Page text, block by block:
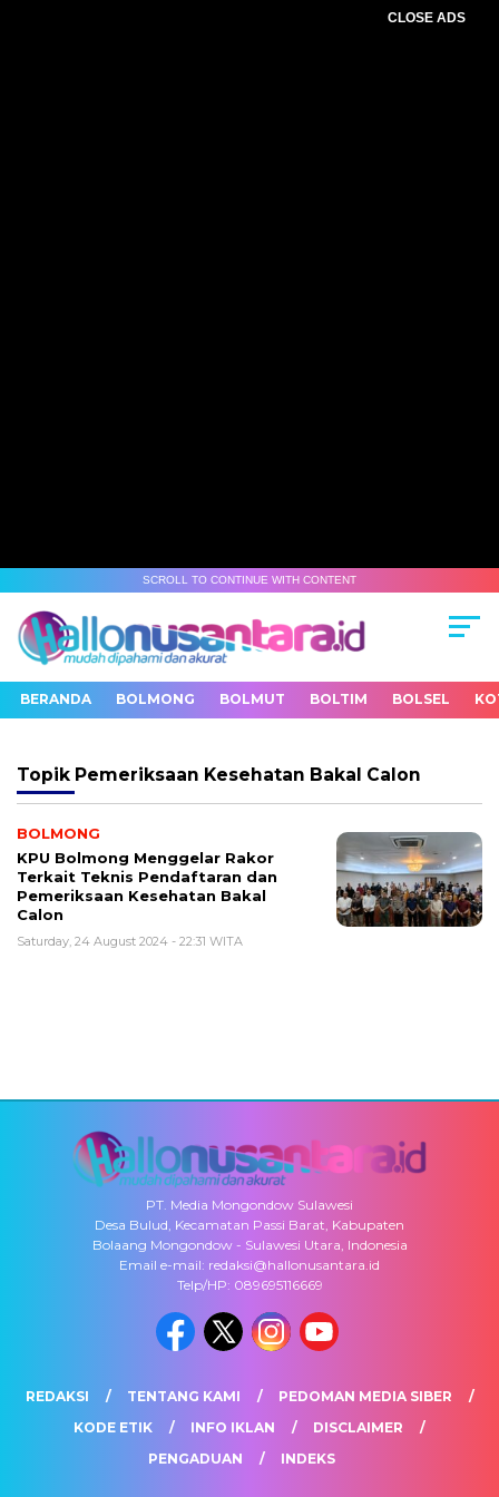
CLOSE ADS
SCROLL TO CONTINUE WITH CONTENT
BERANDA BOLMONG BOLMUT BOLTIM BOLSEL
Topik Pemeriksaan Kesehatan Bakal Calon
BOLMONG
KPU Bolmong Menggelar Rakor
Terkait Teknis Pendaftaran dan
Pemeriksaan Kesehatan Bakal
Calon
Saturday, 24 August 2024 - 22:31 WITA
PT. Media Mongondow Sulawesi
Desa Bulud, Kecamatan Passi Barat, Kabupaten
Bolaang Mongondow - Sulawesi Utara, Indonesia
Email e-mail: redaksi@hallonusantara.id
Telp/HP: 089695116669
REDAKSI TENTANG KAMI
PEDOMAN MEDIA SIBER
KODE ETIK
INFO IKLAN
DISCLAIMER
PENGADUAN
INDEKS